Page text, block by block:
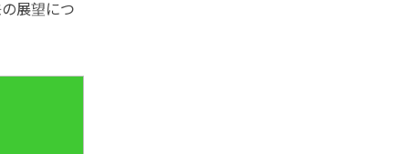
展望につ